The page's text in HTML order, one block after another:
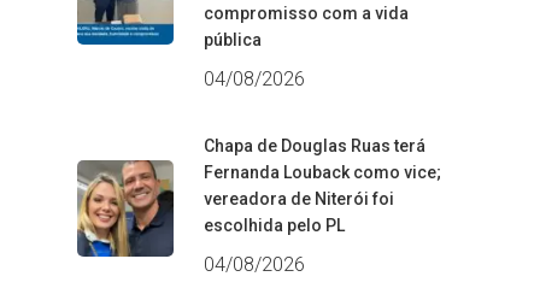
compromisso com a vida
pública
04/08/2026
Chapa de Douglas Ruas terá
Fernanda Louback como vice;
vereadora de Niterói foi
escolhida pelo PL
04/08/2026